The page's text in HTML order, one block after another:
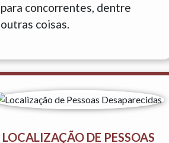
para concorrentes, dentre
outras coisas.
LOCALIZAÇÃO DE PESSOAS